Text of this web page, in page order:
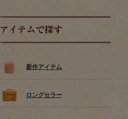
アイテムで探す
新作アイテム
ロングセラー